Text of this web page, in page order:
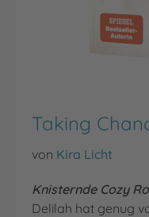
Taking
von Kira Licht
Knisternde Cozy
Delilah hat genug